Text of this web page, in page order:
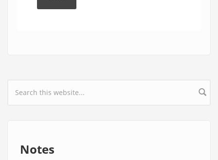
Search form
Notes